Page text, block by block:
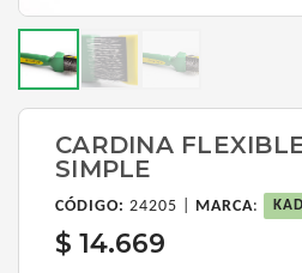
CARDINA
SIMPLE
CÓDIGO: 24205 | MARCA:
$ 14.669